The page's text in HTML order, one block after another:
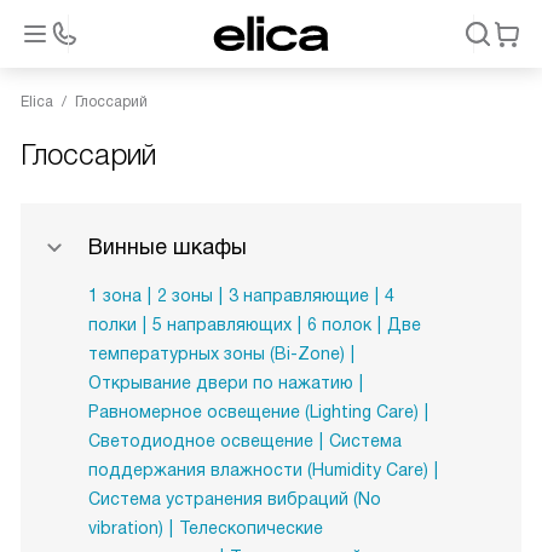
Elica Глоссарий
Глоссарий
Винные шкафы
1 зона 2 зоны 3 направляющие
4
полки
5 направляющих 6 полок
Две
температурных зоны (Bi-Zone)
Открывание двери по нажатию
Равномерное освещение (Lighting Care)
Светодиодное освещение
Система
поддержания влажности (Humidity Care)
Система устранения вибраций (No
vibration)
Телескопические